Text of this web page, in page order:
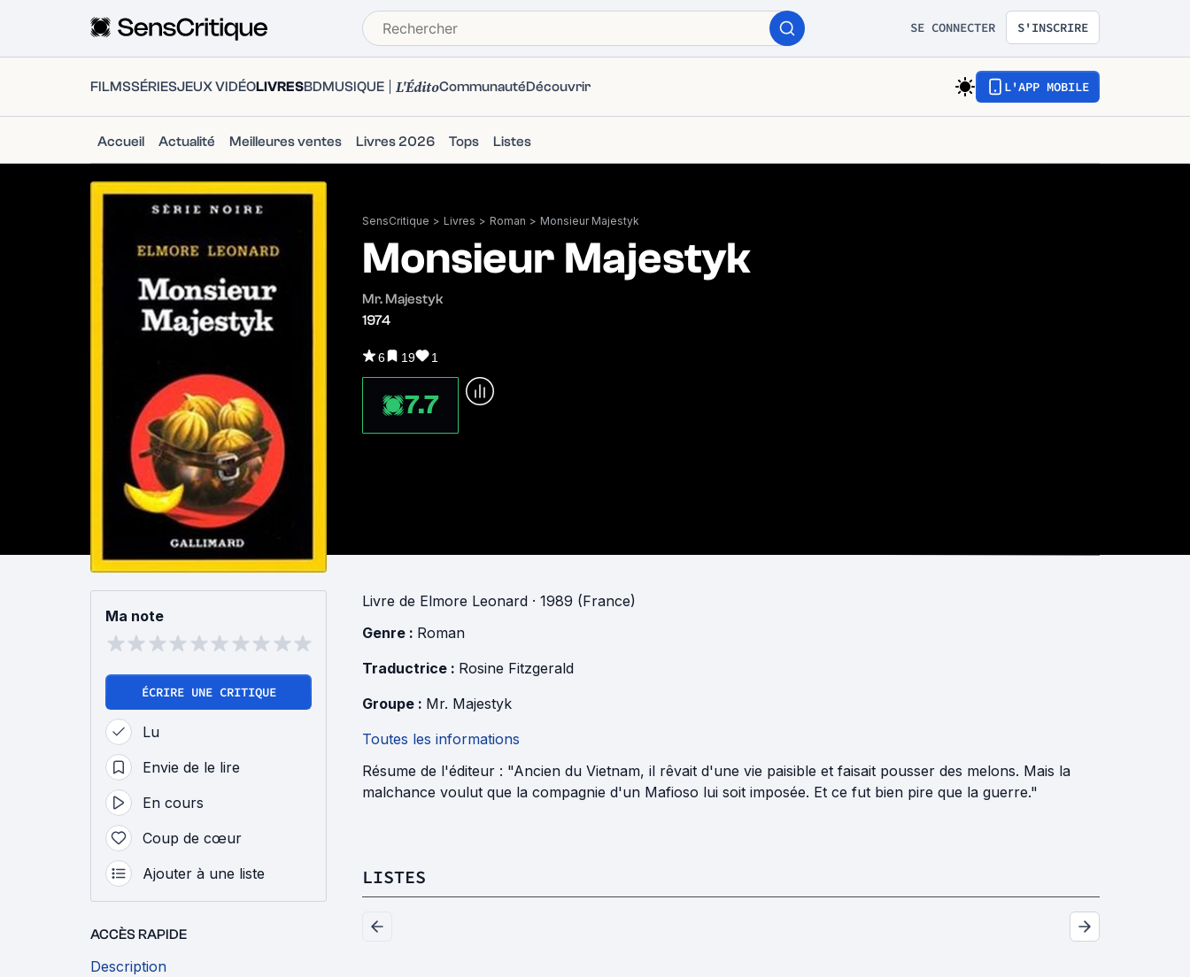
SE CONNECTER S'INSCRIRE
FILMSSÉRIESJEUX VIDÉOLIVRESBDMUSIQUE L'ÉditoCommunautéDécouvrir L'APP MOBILE
Accueil Actualité Meilleures ventes Livres 2026 Tops Listes
SensCritique > Livres > Roman > Monsieur Majestyk
Monsieur Majestyk
Mr. Majestyk
1974
6 19 1
7.7
Ma note
ÉCRIRE UNE CRITIQUE
Lu
Envie de le lire
En cours
Coup de cœur
Ajouter à une liste
ACCÈS RAPIDE
Description
Livre de Elmore Leonard · 1989 (France)
Genre : Roman
Traductrice : Rosine Fitzgerald
Groupe : Mr. Majestyk
Toutes les informations
Résume de l'éditeur : "Ancien du Vietnam, il rêvait d'une vie paisible et faisait pousser des melons. Mais la
malchance voulut que la compagnie d'un Mafioso lui soit imposée. Et ce fut bien pire que la guerre."
LISTES